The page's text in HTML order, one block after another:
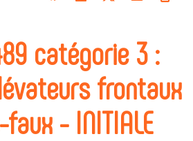
catégorie 3 :
frontaux
- INITIALE